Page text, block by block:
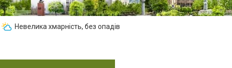
Невелика хмарність, без опадів